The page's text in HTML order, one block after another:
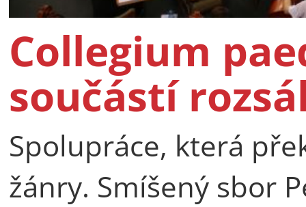
Collegium
součástí
Spolupráce, která
žánry. Smíšený sbor